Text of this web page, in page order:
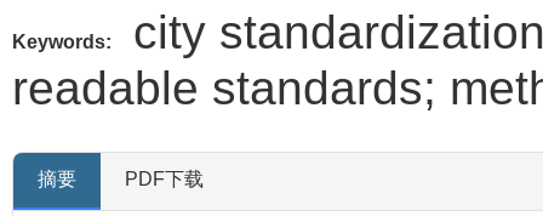
Keywords:
city
readable standards;
摘要 PDF下载